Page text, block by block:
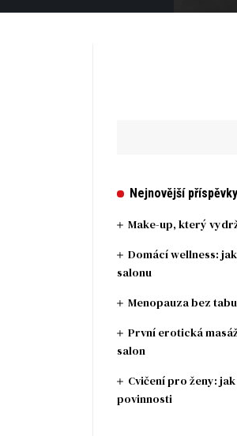
Nejnovější příspěvky
Make-up, který
Domácí wellness:
salonu
Menopauza bez
První erotická
salon
Cvičení pro ženy:
povinnosti